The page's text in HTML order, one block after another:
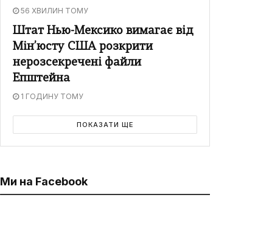
56 ХВИЛИН ТОМУ
Штат Нью-Мексико вимагає від
Мін’юсту США розкрити
нерозсекречені файли
Епштейна
1 ГОДИНУ ТОМУ
ПОКАЗАТИ ЩЕ
Ми на Facebook